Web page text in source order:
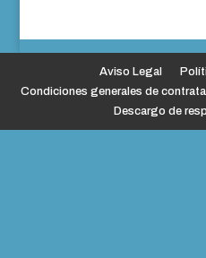
Aviso Legal
Condiciones generales de
Descargo de